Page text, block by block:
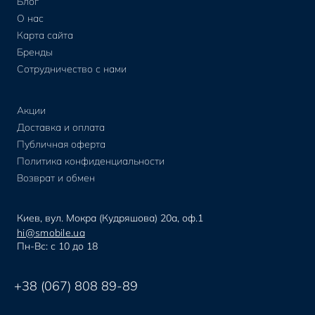
О нас
Карта сайта
Бренды
Сотрудничество с нами
Акции
Доставка и оплата
Публичная оферта
Политика конфиденциальности
Возврат и обмен
Киев, вул. Мокра (Кудряшова) 20а, оф.1
hi@smobile.ua
Пн-Вс: с 10 до 18
+38 (067) 808 89-89